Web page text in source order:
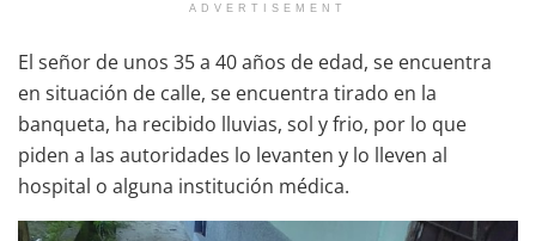
ADVERTISEMENT
El señor de unos 35 a 40 años de edad, se encuentra
en situación de calle, se encuentra tirado en la
banqueta, ha recibido lluvias, sol y frio, por lo que
piden a las autoridades lo levanten y lo lleven al
hospital o alguna institución médica.